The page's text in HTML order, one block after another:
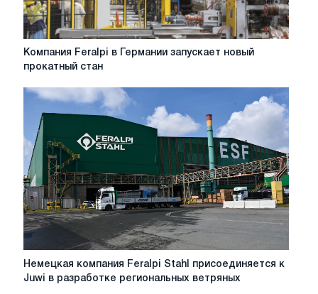
Компания
Германии
новый
прокатный
стан
Компания Feralpi в Германии запускает новый
прокатный стан
Немецкая
компания
Немецкая компания Feralpi Stahl присоединяется к
Juwi в разработке региональных ветряных